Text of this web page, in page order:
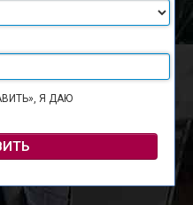
Я ДАЮ